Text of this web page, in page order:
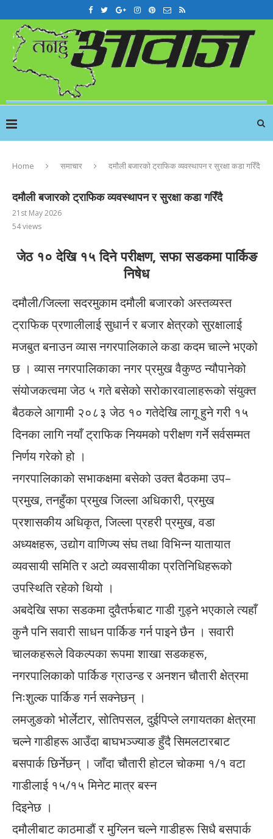
Home समाचार दमौली बजारको ट्राफिक व्यवस्थापन र सुरक्षा कडा गरिँदै
दमौली बजारको ट्राफिक व्यवस्थापन र सुरक्षा कडा गरिँदै
21st May 2026
54views
जेठ १० देखि १५ दिने परीक्षण, सफा सडकमा पार्किङ
निषेध
दमौली/जिल्ला सदरमुकाम दमौली बजारको अस्तव्यस्त
ट्राफिक प्रणालीलाई सुधार्न र बजार क्षेत्रको सुरक्षालाई
मजबुत बनाउन व्यास नगरपालिकाले कडा कदम चाल्ने भएको
छ । व्यास नगरपालिकाका नगर प्रमुख वैकुण्ठ न्यौपानेको
संयोजकत्वमा जेठ ५ गते बसेको सरोकारवालाहरूको संयुक्त
बैठकले आगामी २०८३ जेठ १० गतेदेखि लागू हुने गरी १५
दिनका लागि नयाँ ट्राफिक नियमको परीक्षण गर्ने सर्वसम्मत
निर्णय गरेको हो ।
नगरपालिकाको सभाकक्षमा बसेको उक्त बैठकमा उप–
प्रमुख, तनहुँका प्रमुख जिल्ला अधिकारी, प्रमुख
प्रशासकीय अधिकृत, जिल्ला प्रहरी प्रमुख, वडा
अध्यक्षहरू, उद्योग वाणिज्य संघ तथा विभिन्न यातायात
व्यवसायी समिति र अटो व्यवसायीका प्रतिनिधिहरूको
उपस्थिति रहेको थियो ।
अबदेखि सफा सडकमा दुवैतर्फबाट गाडी गुड्ने भएकाले त्यहाँ
कुनै पनि सवारी साधन पार्किङ गर्न पाइने छैन । सवारी
चालकहरूले विकल्पका रूपमा शाखा सडकहरू,
नगरपालिकाको पार्किङ ग्राउन्ड र अनशन चौतारी क्षेत्रमा
निःशुल्क पार्किङ गर्न सक्नेछन् ।
लमजुङको भोर्लेटार, सोतिपसल, दुईपिप्ले लगायतका क्षेत्रमा
चल्ने गाडीहरू आउँदा बाघभञ्ज्याङ हुँदै सिमलटारबाट
बसपार्क छिर्नेछन् । जाँदा चौतारी होटल चोकमा १/१ वटा
गाडीलाई १५/१५ मिनेट मात्र बस्न
दिइनेछ ।
दमौलीबाट काठमाडौं र मुग्लिन चल्ने गाडीहरू सिधै बसपार्क